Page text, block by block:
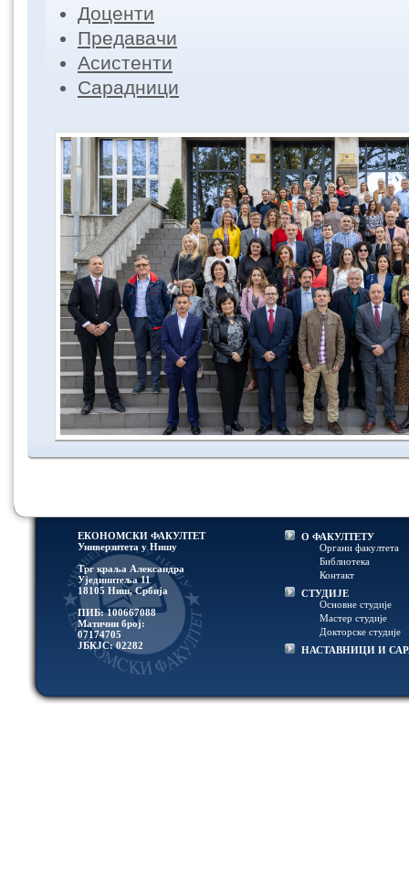
Доценти
Предавачи
Асистенти
Сарадници
ЕКОНОМСКИ ФАКУЛТЕТ
Универзитетa у Нишу
Трг краља Александра
Ујединитеља 11
18105 Ниш, Србија
ПИБ: 100667088
Матични број:
07174705
ЈБКЈС: 02282
О ФАКУЛТЕТУ
Органи факултета
Библиотека
Контакт
СТУДИЈЕ
Основне студије
Мастер студије
Докторске студије
НАСТАВНИЦИ И